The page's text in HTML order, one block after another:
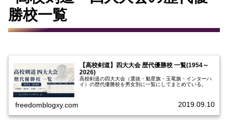
勝校一覧
【高校剣道】四大大会 歴代優勝校 一覧(1954～
2026)
高校剣道の四大大会（選抜・魁星旗・玉竜旗・インターハ
イ）の歴代優勝校を男女別に一覧にしてまとめている。
freedomblogxy.com 2019.09.10